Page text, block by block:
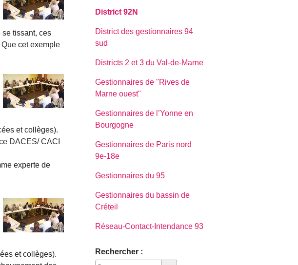
tissant, ces
cet exemple
et collèges).
DACES/ CACI
experte de
et collèges).
District 92N
District des gestionnaires 94
sud
Districts 2 et 3 du Val-de-Marne
Gestionnaires de "Rives de
Marne ouest"
Gestionnaires de l’Yonne en
Bourgogne
Gestionnaires de Paris nord
9e-18e
Gestionnaires du 95
Gestionnaires du bassin de
Créteil
Réseau-Contact-Intendance 93
Rechercher :